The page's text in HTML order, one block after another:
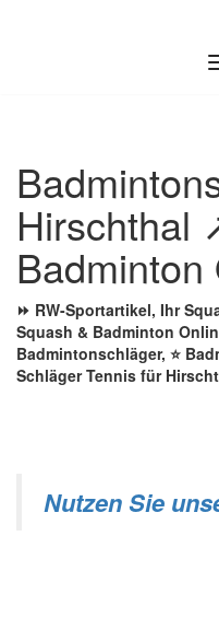
Hirschthal
⏩ RW-Sportartikel, Ihr
Squash & Badminton
Badmintonschläger, ⭐
Schläger Tennis für
Nutzen Sie